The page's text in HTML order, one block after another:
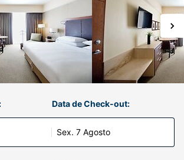
Data de Check-out:
Sex. 7 Agosto